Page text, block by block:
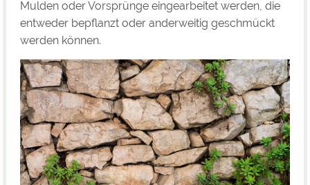
Mulden oder Vorsprünge eingearbeitet werden, die
entweder bepflanzt oder anderweitig geschmückt
werden können.